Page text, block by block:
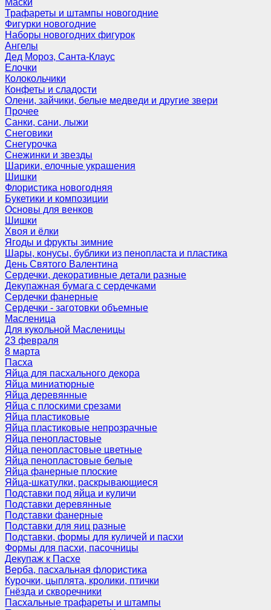
Маски
Трафареты и штампы новогодние
Фигурки новогодние
Наборы новогодних фигурок
Ангелы
Дед Мороз, Санта-Клаус
Елочки
Колокольчики
Конфеты и сладости
Олени, зайчики, белые медведи и другие звери
Прочее
Санки, сани, лыжи
Снеговики
Снегурочка
Снежинки и звезды
Шарики, елочные украшения
Шишки
Флористика новогодняя
Букетики и композиции
Основы для венков
Шишки
Хвоя и ёлки
Ягоды и фрукты зимние
Шары, конусы, бублики из пенопласта и пластика
День Святого Валентина
Сердечки, декоративные детали разные
Декупажная бумага с сердечками
Сердечки фанерные
Сердечки - заготовки объемные
Масленица
Для кукольной Масленицы
23 февраля
8 марта
Пасха
Яйца для пасхального декора
Яйца миниатюрные
Яйца деревянные
Яйца с плоскими срезами
Яйца пластиковые
Яйца пластиковые непрозрачные
Яйца пенопластовые
Яйца пенопластовые цветные
Яйца пенопластовые белые
Яйца фанерные плоские
Яйца-шкатулки, раскрывающиеся
Подставки под яйца и куличи
Подставки деревянные
Подставки фанерные
Подставки для яиц разные
Подставки, формы для куличей и пасхи
Формы для пасхи, пасочницы
Декупаж к Пасхе
Верба, пасхальная флористика
Курочки, цыплята, кролики, птички
Гнёзда и скворечники
Пасхальные трафареты и штампы